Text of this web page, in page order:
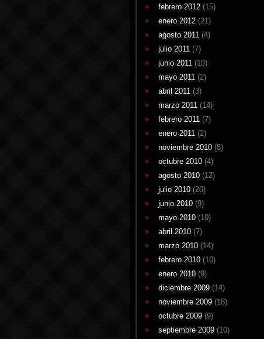
febrero 2012 (15)
enero 2012 (21)
agosto 2011 (4)
julio 2011 (7)
junio 2011 (10)
mayo 2011 (2)
abril 2011 (3)
marzo 2011 (14)
febrero 2011 (7)
enero 2011 (2)
noviembre 2010 (8)
octubre 2010 (4)
agosto 2010 (12)
julio 2010 (20)
junio 2010 (9)
mayo 2010 (10)
abril 2010 (7)
marzo 2010 (14)
febrero 2010 (10)
enero 2010 (9)
diciembre 2009 (14)
noviembre 2009 (18)
octubre 2009 (9)
septiembre 2009 (10)